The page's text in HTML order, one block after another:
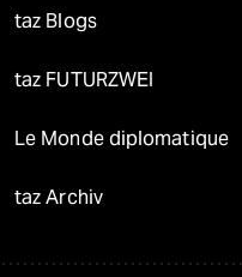
taz Blogs
taz FUTURZWEI
Le Monde diplomatique
taz Archiv